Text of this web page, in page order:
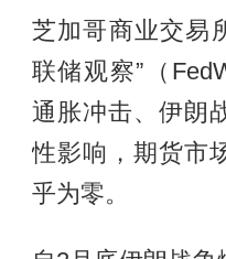
芝加哥商业交易
联储观察”（
通胀冲击、伊朗
性影响，期货市
乎为零。